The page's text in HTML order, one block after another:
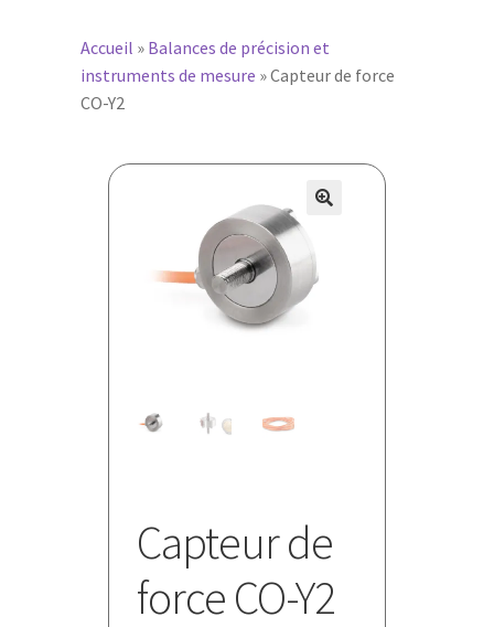
Accueil » Balances de précision et
instruments de mesure »Capteur de force
CO-Y2
Capteur de
force CO-Y2